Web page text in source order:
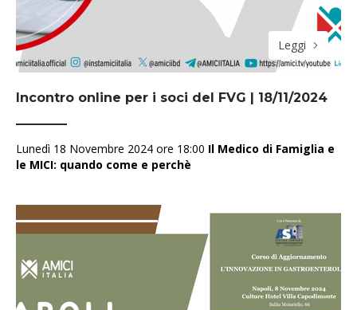
Leggi
Incontro online per i soci del FVG | 18/11/2024
Lunedì 18 Novembre 2024 ore 18:00 Il Medico di Famiglia e
le MICI: quando come e perchè